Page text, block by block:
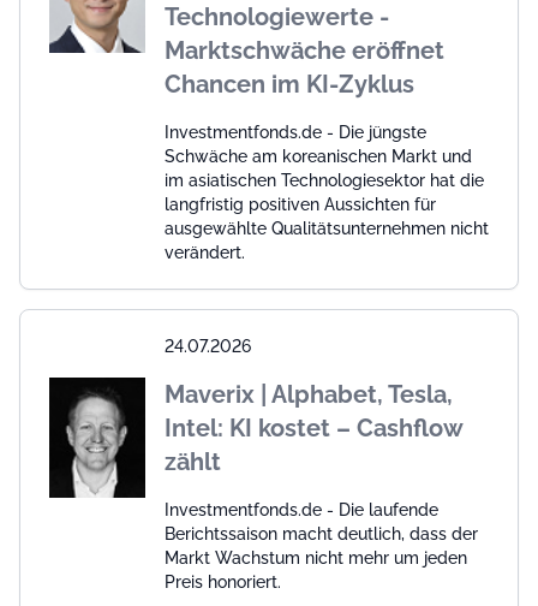
Technologiewerte -
Marktschwäche eröffnet
Chancen im KI-Zyklus
Investmentfonds.de - Die jüngste
Schwäche am koreanischen Markt und
im asiatischen Technologiesektor hat die
langfristig positiven Aussichten für
ausgewählte Qualitätsunternehmen nicht
verändert.
24.07.2026
Maverix | Alphabet, Tesla,
Intel: KI kostet – Cashflow
zählt
Investmentfonds.de - Die laufende
Berichtssaison macht deutlich, dass der
Markt Wachstum nicht mehr um jeden
Preis honoriert.